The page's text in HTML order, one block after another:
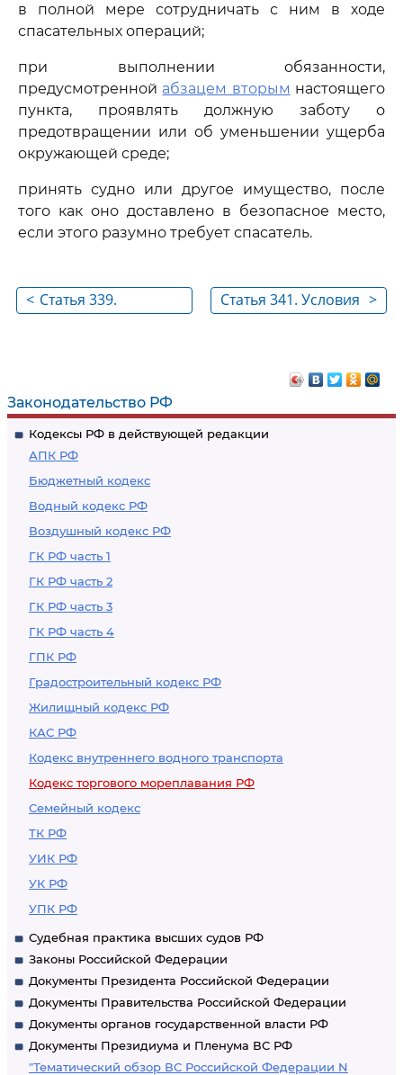
Законодательство РФ
Кодексы РФ в действующей редакции
АПК РФ
Бюджетный кодекс
Водный кодекс РФ
Воздушный кодекс РФ
ГК РФ часть 1
ГК РФ часть 2
ГК РФ часть 3
ГК РФ часть 4
ГПК РФ
Градостроительный кодекс РФ
Жилищный кодекс РФ
КАС РФ
Кодекс внутреннего водного транспорта
Кодекс торгового мореплавания РФ
Семейный кодекс
ТК РФ
УИК РФ
УК РФ
УПК РФ
Судебная практика высших судов РФ
Законы Российской Федерации
Документы Президента Российской Федерации
Документы Правительства Российской Федерации
Документы органов государственной власти РФ
Документы Президиума и Пленума ВС РФ
"Тематический обзор ВС Российской Федерации N
в полной мере сотрудничать с ним в ходе
спасательных операций;
при выполнении обязанности,
предусмотренной абзацем вторым настоящего
пункта, проявлять должную заботу о
предотвращении или об уменьшении ущерба
окружающей среде;
принять судно или другое имущество, после
того как оно доставлено в безопасное место,
если этого разумно требует спасатель.
< Статья 339.
>
Статья 341. Условия